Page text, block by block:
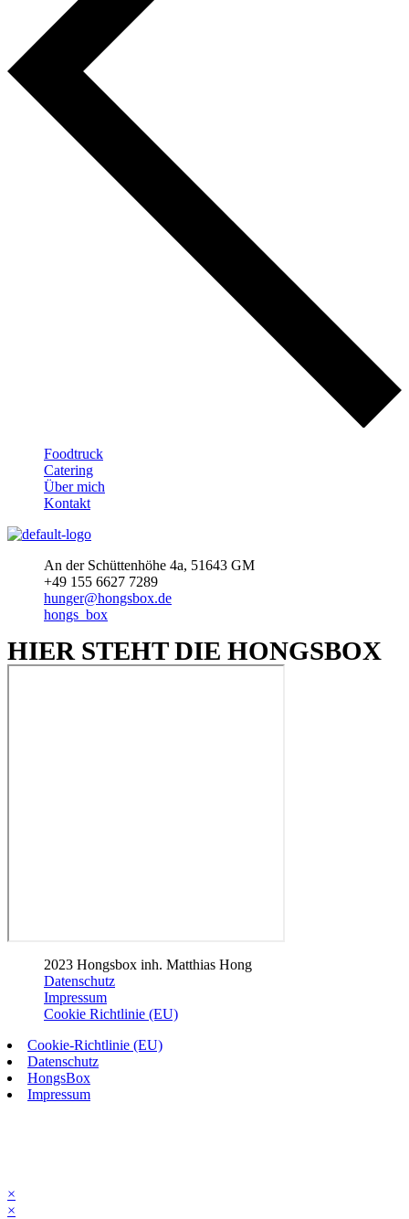
Foodtruck
Catering
Über mich
Kontakt
An der Schüttenhöhe 4a, 51643 GM
+49 155 6627 7289
hunger@hongsbox.de
hongs_box
HIER STEHT DIE HONGSBOX
2023 Hongsbox inh. Matthias Hong
Datenschutz
Impressum
Cookie Richtlinie (EU)
Cookie-Richtlinie (EU)
Datenschutz
HongsBox
Impressum
×
×